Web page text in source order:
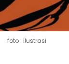
foto : ilustrasi